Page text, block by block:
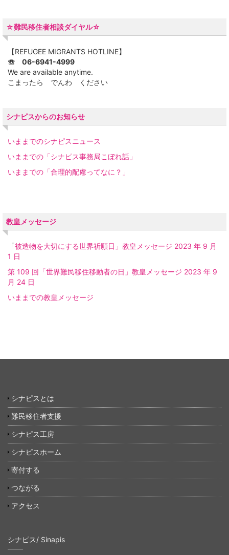
☆難民移住者相談ダイヤル☆
【REFUGEE MIGRANTS HOTLINE】
☏ 06-6941-4999
We are available anytime.
こまったら でんわ ください
シナピスからのお知らせ
いままでのシナピスニュース
いままでの「シナピス事務局こぼれ話」
いままでの「合理的配慮ってなに？」
教皇メッセージ
「被造物を大切にする世界祈願日」教皇メッセージ 2023 年 9 月
1 日
第 109 回「世界難民移住移動者の日」教皇メッセージ 2023 年 9
月 24 日
いままでの教皇メッセージ
シナピスとは
難民移住者支援
シナピス工房
シナピスホーム
寄付する
つながる
アクセス
シナピス/ Sinapis